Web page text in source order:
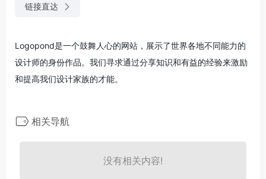
链接直达
Logopond是一个鼓舞人心的网站，展示了世界各地不同能力的
设计师的身份作品。我们寻求通过分享知识和有益的经验来激励
和提高我们设计家族的才能。
相关导航
没有相关内容!